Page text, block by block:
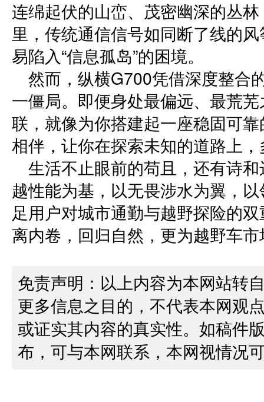
连绵起伏的山峦、茂密幽深的丛
里，传统通信信号如同断了线的
易陷入“信息孤岛”的困境。
然而，纵横G700凭借深度整合
一僵局。即便身处最偏远、最荒
联，就像为你搭建起一座稳固可
相伴，让你在探索未知的道路上
生活不止眼前的苟且，还有诗
越性能为基，以无畏涉水为翼，
足用户对城市通勤与越野探险的
离内卷，回归自然，更为越野车
免责声明：以上内容为本网站转
更多信息之目的，不代表本网观
或证实其内容的真实性。如稿件
布，可与本网联系，本网视情况